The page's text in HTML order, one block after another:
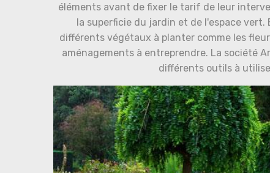
éléments avant de fixer le tarif de leur
la superficie du jardin et de l'espace vert.
différents végétaux à planter comme les
aménagements à entreprendre. La société
différents outils à